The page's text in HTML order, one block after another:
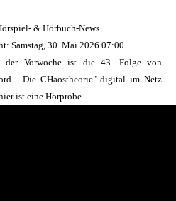
& Hörbuch-News
Samstag, 30. Mai 2026 07:00
der Vorwoche ist die 43. Folge von
- Die CHaostheorie" digital im Netz
ist eine Hörprobe.